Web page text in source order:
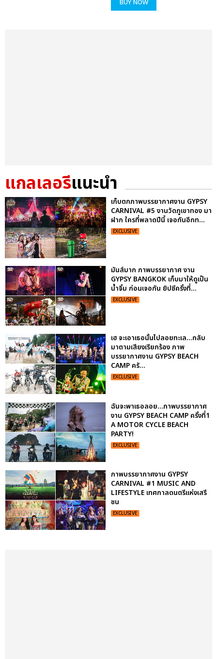
BUY NOW
แกลเลอรีแนะนำ
เก็บตกภาพบรรยากาศงาน GYPSY
CARNIVAL #5 งานวัดภูเขาทอง มา
ฝาก ใครที่พลาดปีนี้ เจอกันอีกท...
EXCLUSIVE
มันส์มาก ภาพบรรยากาศ งาน
GYPSY BANGKOK เก็บมาให้ดูเป็น
น้ำจิ้ม ก่อนเจอกัน ยิปซีครั้งที่...
EXCLUSIVE
เฮ จะเอาเธอนั้นไปลอยทะเล...กลับ
มาตามเสียงเรียกร้อง ภาพ
บรรยากาศงาน GYPSY BEACH
CAMP ครั...
EXCLUSIVE
ฉันจะพาเธอลอย...ภาพบรรยากาศ
งาน GYPSY BEACH CAMP ครั้งที่1
A MOTOR CYCLE BEACH
PARTY!
EXCLUSIVE
ภาพบรรยากาศงาน GYPSY
CARNIVAL #1 MUSIC AND
LIFESTYLE เทศกาลดนตรีแห่งเสรี
ชน
EXCLUSIVE